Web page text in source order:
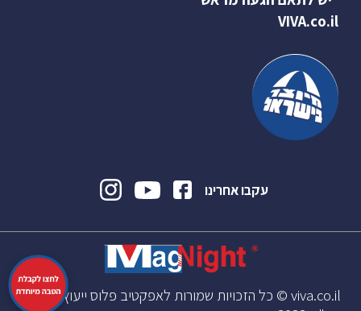
VIVA.co.il
עקבו אחרינו
viva.co.il © כל הזכויות שמורות לאפקטיב פלוס ייעוץ וניהול